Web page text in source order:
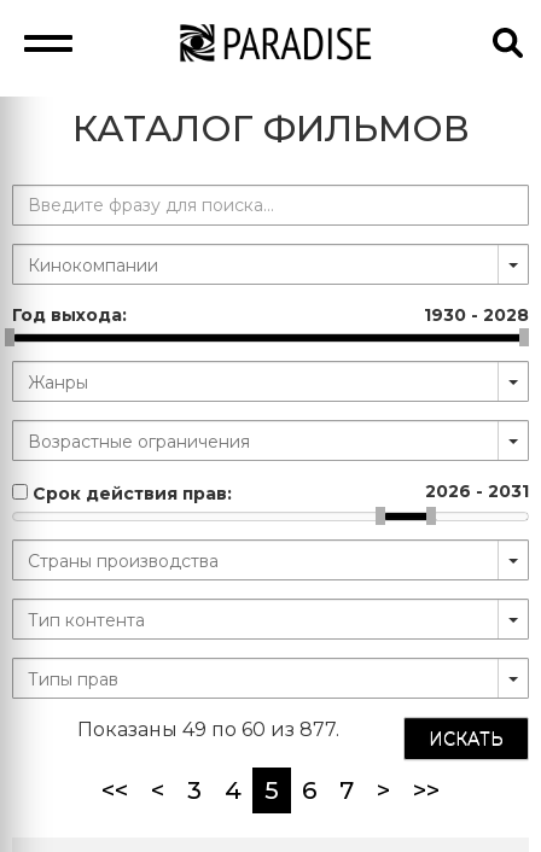
КАТАЛОГ ФИЛЬМОВ
Год выхода: 1930 - 2028
Срок действия прав: 2026 - 2031
ИСКАТЬ
Показаны 49 по 60 из 877.
<< < 3 4 5 (current)
6 7 > >>